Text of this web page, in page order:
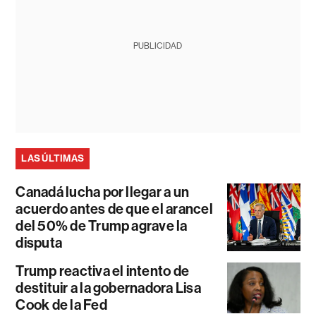
PUBLICIDAD
LAS ÚLTIMAS
Canadá lucha por llegar a un
acuerdo antes de que el arancel
del 50% de Trump agrave la
disputa
Trump reactiva el intento de
destituir a la gobernadora Lisa
Cook de la Fed